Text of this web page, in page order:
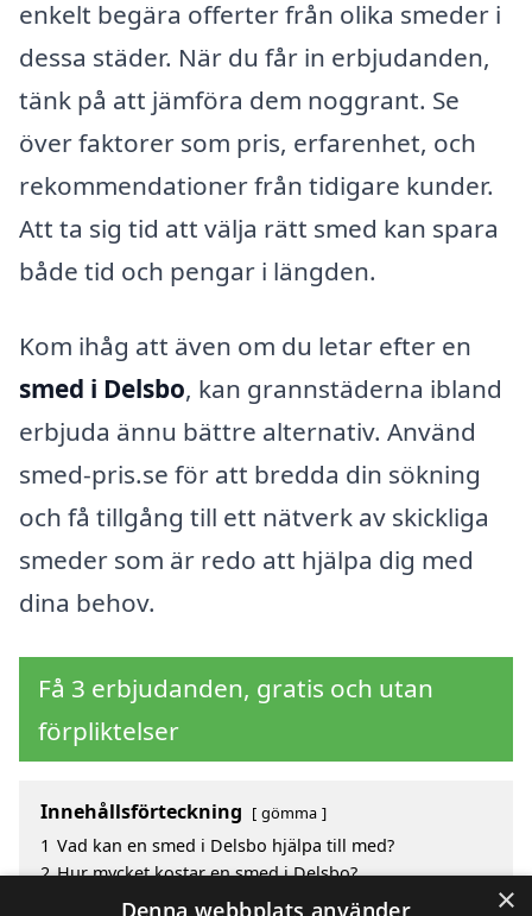
enkelt begära offerter från olika smeder i
dessa städer. När du får in erbjudanden,
tänk på att jämföra dem noggrant. Se
över faktorer som pris, erfarenhet, och
rekommendationer från tidigare kunder.
Att ta sig tid att välja rätt smed kan spara
både tid och pengar i längden.
Kom ihåg att även om du letar efter en
smed i Delsbo, kan grannstäderna ibland
erbjuda ännu bättre alternativ. Använd
smed-pris.se för att bredda din sökning
och få tillgång till ett nätverk av skickliga
smeder som är redo att hjälpa dig med
dina behov.
Få 3 erbjudanden, gratis och utan
förpliktelser
Innehållsförteckning gömma
1 Vad kan en smed i Delsbo hjälpa till med?
2 Hur mycket kostar en smed i Delsbo?
Fördelar med att välja smed i Delsbo
×
Denna webbplats använder